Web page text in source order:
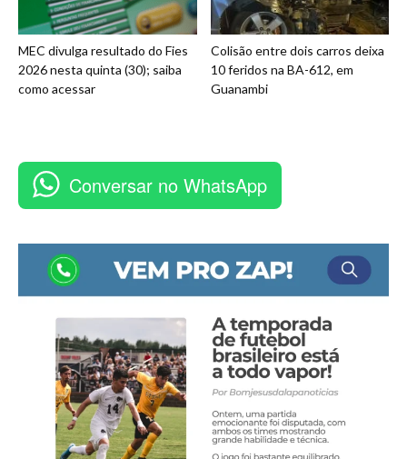
MEC divulga resultado do Fies
2026 nesta quinta (30); saiba
como acessar
Colisão entre dois carros deixa
10 feridos na BA-612, em
Guanambi
Conversar no WhatsApp